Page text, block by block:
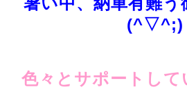
(^▽^;)
色々とサポートし